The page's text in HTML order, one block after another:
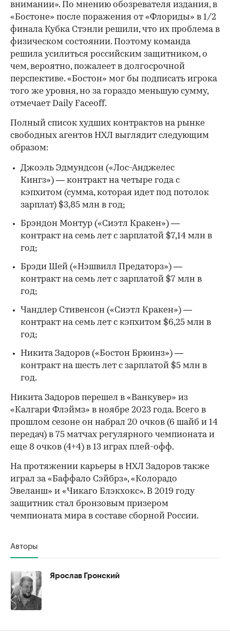
внимании». По мнению обозревателя издания, в
«Бостоне» после поражения от «Флориды» в 1/2
финала Кубка Стэнли решили, что их проблема в
физическом состоянии. Поэтому команда
решила усилиться российским защитником, о
чем, вероятно, пожалеет в долгосрочной
перспективе. «Бостон» мог бы подписать игрока
того же уровня, но за гораздо меньшую сумму,
отмечает Daily Faceoff.
Полный список худших контрактов на рынке
свободных агентов НХЛ выглядит следующим
образом:
00:00 / 00:00
Джоэль Эдмундсон («Лос-Анджелес
Кингз») — контракт на четыре года с
кэпхитом (сумма, которая идет под потолок
зарплат) $3,85 млн в год;
Брэндон Монтур («Сиэтл Кракен») —
контракт на семь лет с зарплатой $7,14 млн в
год;
Брэди Шей («Нэшвилл Предаторз») —
контракт на семь лет с зарплатой $7 млн в
год;
Чандлер Стивенсон («Сиэтл Кракен») —
контракт на семь лет с кэпхитом $6,25 млн в
год;
Никита Задоров («Бостон Брюинз») —
контракт на шесть лет с зарплатой $5 млн в
год.
Никита Задоров перешел в «Ванкувер» из
«Калгари Флэймз» в ноябре 2023 года. Всего в
прошлом сезоне он набрал 20 очков (6 шайб и 14
передач) в 75 матчах регулярного чемпионата и
еще 8 очков (4+4) в 13 играх плей-офф.
На протяжении карьеры в НХЛ Задоров также
играл за «Баффало Сэйбрз», «Колорадо
Эвеланш» и «Чикаго Блэкхокс». В 2019 году
защитник стал бронзовым призером
чемпионата мира в составе сборной России.
Авторы
Ярослав Гронский